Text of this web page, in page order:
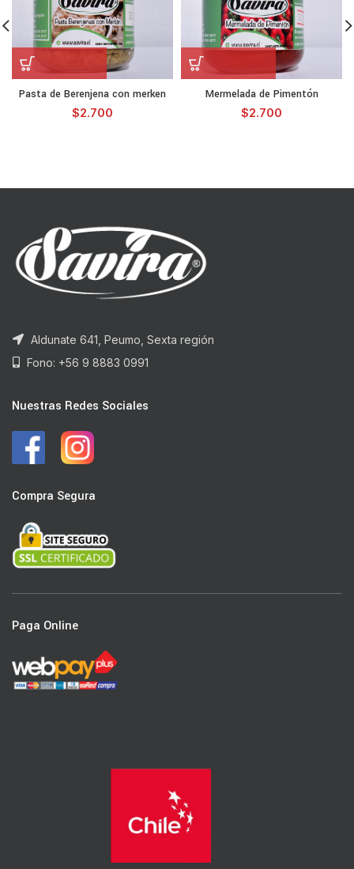
Pasta de Berenjena con merken
$2.700
Mermelada de Pimentón
$2.700
Aldunate 641, Peumo, Sexta región
Fono: +56 9 8883 0991
Nuestras Redes Sociales
Compra Segura
Paga Online